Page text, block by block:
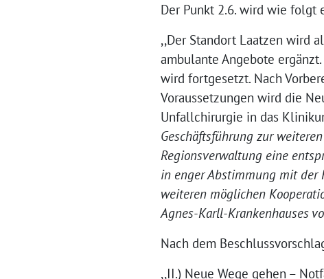
Der Punkt 2.6. wird wie folgt
,,Der Standort Laatzen wird
ambulante Angebote
wird fortgesetzt. Nach
Voraussetzungen wird die
Unfallchirurgie in das
Geschäftsführung zur
Regionsverwaltung eine
in enger Abstimmung mit der
weiteren möglichen
Agnes-Karll-Krankenhauses
Nach dem
,,II.) Neue Wege gehen –